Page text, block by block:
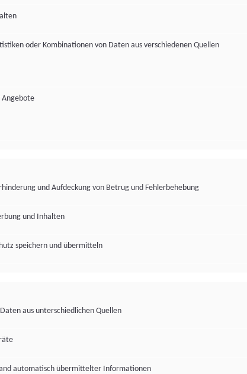
oder Kombinationen von Daten aus verschiedenen Quellen
Angebote
und Aufdeckung von Betrug und Fehlerbehebung
und Inhalten
speichern und übermitteln
aus unterschiedlichen Quellen
automatisch übermittelter Informationen